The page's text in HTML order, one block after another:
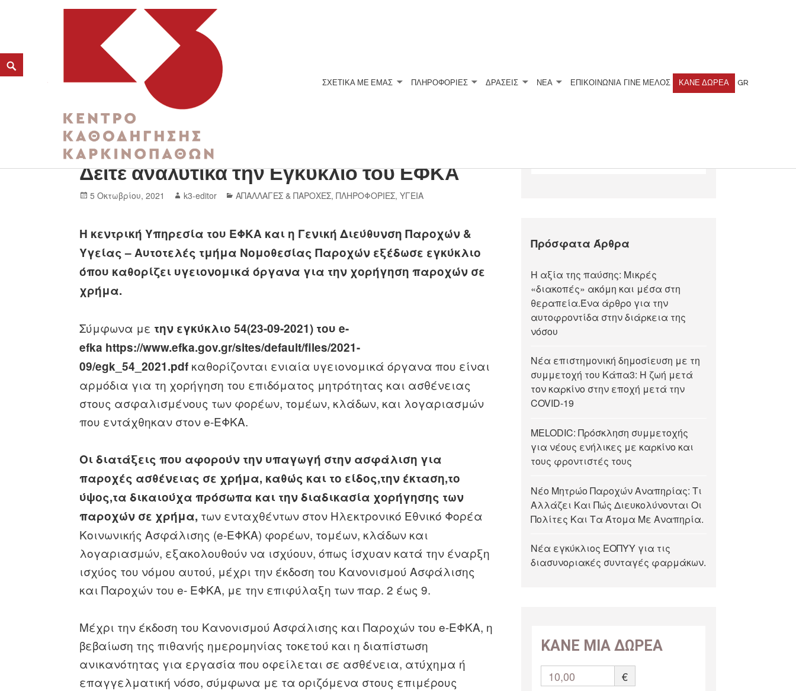
K3
ΚΕΝΤΡΟ ΚΑΘΟΔΗΓΗΣΗΣ ΚΑΡΚΙΝΟΠΑΘΩΝ
ΣΧΕΤΙΚΆ ΜΕ ΕΜΆΣ ΠΛΗΡΟΦΟΡΙΕΣ ΔΡΑΣΕΙΣ ΝΕΑ ΕΠΙΚΟΙΝΩΝΙΑ ΓΊΝΕ ΜΈΛΟΣ ΚΆΝΕ ΔΩΡΕΆ GR
Επίδομα ασθένειας από ιδιώτες ιατρούς –
Δείτε αναλυτικά την Εγκύκλιο του ΕΦΚΑ
5 Οκτωβρίου, 2021 k3-editor ΑΠΑΛΛΑΓΕΣ & ΠΑΡΟΧΕΣ,ΠΛΗΡΟΦΟΡΙΕΣ,ΥΓΕΙΑ
Η κεντρική Υπηρεσία του ΕΦΚΑ και η Γενική Διεύθυνση Παροχών &
Υγείας – Αυτοτελές τμήμα Νομοθεσίας Παροχών εξέδωσε εγκύκλιο
όπου καθορίζει υγειονομικά όργανα για την χορήγηση παροχών σε
χρήμα.
Σύμφωνα με την εγκύκλιο 54(23-09-2021) του e-
efka https://www.efka.gov.gr/sites/default/files/2021-
09/egk_54_2021.pdf καθορίζονται ενιαία υγειονομικά όργανα που είναι
αρμόδια για τη χορήγηση του επιδόματος μητρότητας και ασθένειας
στους ασφαλισμένους των φορέων, τομέων, κλάδων, και λογαριασμών
που εντάχθηκαν στον e-ΕΦΚΑ.
Οι διατάξεις που αφορούν την υπαγωγή στην ασφάλιση για
παροχές ασθένειας σε χρήμα, καθώς και το είδος,την έκταση,το
ύψος,τα δικαιούχα πρόσωπα και την διαδικασία χορήγησης των
παροχών σε χρήμα, των ενταχθέντων στον Ηλεκτρονικό Εθνικό Φορέα
Κοινωνικής Ασφάλισης (e-ΕΦΚΑ) φορέων, τομέων, κλάδων και
λογαριασμών, εξακολουθούν να ισχύουν, όπως ίσχυαν κατά την έναρξη
ισχύος του νόμου αυτού, μέχρι την έκδοση του Κανονισμού Ασφάλισης
και Παροχών του e- ΕΦΚΑ, με την επιφύλαξη των παρ. 2 έως 9.
Μέχρι την έκδοση του Κανονισμού Ασφάλισης και Παροχών του e-ΕΦΚΑ, η
βεβαίωση της πιθανής ημερομηνίας τοκετού και η διαπίστωση
ανικανότητας για εργασία που οφείλεται σε ασθένεια, ατύχημα ή
επαγγελματική νόσο, σύμφωνα με τα οριζόμενα στους επιμέρους
Πρόσφατα Άρθρα
Η αξία της παύσης: Μικρές
«διακοπές» ακόμη και μέσα στη
θεραπεία.Ένα άρθρο για την
αυτοφροντίδα στην διάρκεια της
νόσου
Νέα επιστημονική δημοσίευση με τη
συμμετοχή του Κάπα3: Η ζωή μετά
τον καρκίνο στην εποχή μετά την
COVID-19
MELODIC: Πρόσκληση συμμετοχής
για νέους ενήλικες με καρκίνο και
τους φροντιστές τους
Νέο Μητρώο Παροχών Αναπηρίας: Τι
Αλλάζει Και Πώς Διευκολύνονται Οι
Πολίτες Και Τα Άτομα Με Αναπηρία.
Νέα εγκύκλιος ΕΟΠΥΥ για τις
διασυνοριακές συνταγές φαρμάκων.
ΚΑΝΕ ΜΙΑ ΔΩΡΕΑ
10,00 €